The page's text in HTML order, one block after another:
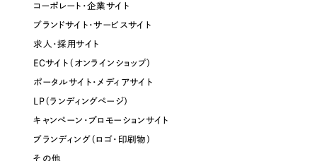
パープル・紫色
ピンク・桃色
カラフル・多色
その他
コーポレート・企業サイト
ブランドサイト・サービスサイト
求人・採用サイト
ECサイト（オンラインショップ）
ポータルサイト・メディアサイト
LP（ランディングページ）
キャンペーン・プロモーションサイト
ブランディング（ロゴ・印刷物）
その他